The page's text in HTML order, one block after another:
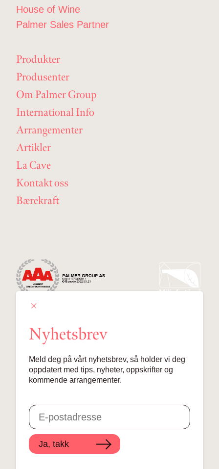
House of Wine
Palmer Sales Partner
Produkter
Produsenter
Om Palmer Group
International Info
Arrangementer
Artikler
La Cave
Kontakt oss
Bærekraft
Lille Grensen 7, 0159 Oslo
© 2024 Palmer Group AS
Nyhetsbrev
Meld deg på vårt nyhetsbrev, så holder vi deg
oppdatert med tips, nyheter, oppskrifter og
kommende arrangementer.
Ja, takk